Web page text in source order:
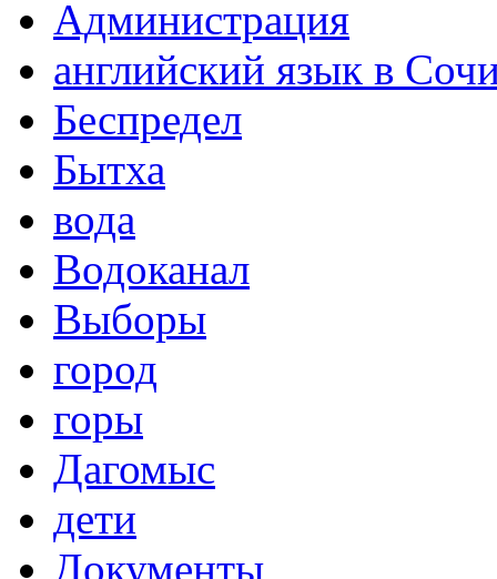
Администрация
английский язык в
Беспредел
Бытха
вода
Водоканал
Выборы
город
горы
Дагомыс
дети
Документы